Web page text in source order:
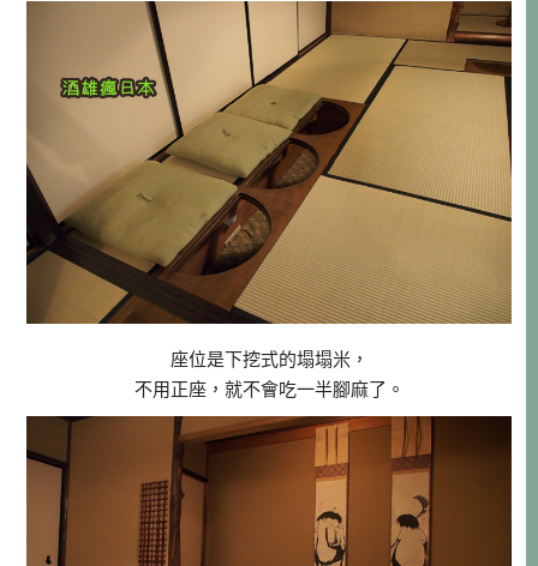
座位是下挖式的塌塌米，
不用正座，就不會吃一半腳麻了。